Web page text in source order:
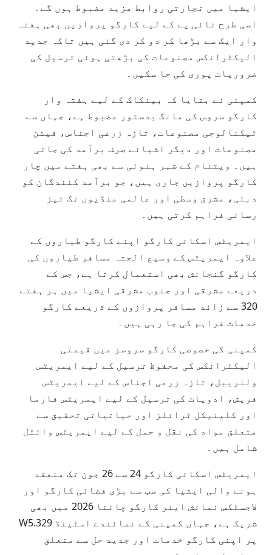
ایشیا میں تجارتی روابط مزید مضبوط ہوں گے۔
اسی طرح تائی پے کے لیے کارگو پروازیں بھی ہفتہ
وار ایک سے بڑھا کر دو کر دی گئی ہیں تاکہ جدید
الیکٹرانکس مصنوعات کی بڑھتی ہوئی ترسیل کی
ضروریات پوری کی جا سکیں۔
کمپنی نے بتایا کہ بینکاک کے لیے ہفتہ وار
کارگو سروس کی مانگ بدستور مضبوط ہے، جہاں سے
ٹیکنالوجی مصنوعات، تازہ زرعی اجناس، فیشن
مصنوعات اور دیگر اشیائے صرف برآمد کی جاتی
ہیں۔ ویتنام کے شہر ہنوئی سے بھی ہفتے میں چار
کارگو پروازیں جاری ہیں، جو برآمد کنندگان کو
دبئی، مشرق وسطیٰ اور عالمی منڈیوں تک تیز
رسائی فراہم کرتی ہیں۔
ایمریٹس اسکائی کارگو اپنے کارگو طیاروں کے
علاوہ ایمریٹس کے وسیع الجثہ مسافر طیاروں کی
کارگو گنجائش بھی استعمال کرتا ہے، جس کے
ذریعے مشرقی اور جنوب مشرقی ایشیا میں ہر ہفتے
320 سے زائد مسافر پروازوں کے ذریعے کارگو
خدمات فراہم کی جا رہی ہیں۔
کمپنی کی خصوصی کارگو سروسز میں قیمتی
الیکٹرانکس کی محفوظ ترسیل کے لیے ایمریٹس
ولنریبل، تازہ زرعی اجناس کے لیے ایمریٹس
فریش، ادویات کی ترسیل کے لیے ایمریٹس فارما
اور کلینیکل ٹرائلز اور حیاتیاتی تحقیق سے
متعلق مواد کی نقل و حمل کے لیے ایمریٹس وائٹل
شامل ہیں۔
ایمریٹس اسکائی کارگو 24 سے 26 جون تک منعقد
ہونے والی ایشیا کی سب سے بڑی فضائی کارگو اور
لاجسٹکس نمائش ایئر کارگو چائنا 2026 میں بھی
شریک ہے، جہاں کمپنی کے نمائندے اسٹینڈ W5.329
پر اپنی کارگو خدمات اور جدید حل سے متعلق